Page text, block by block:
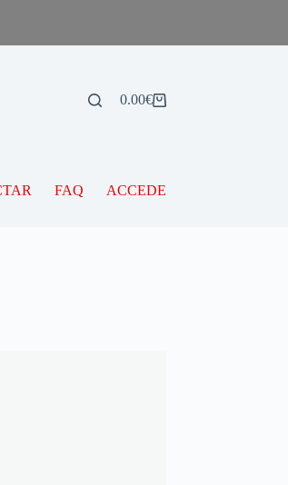
0.00€
FAQ ACCEDE